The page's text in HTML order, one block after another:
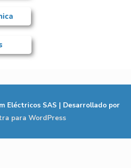
Eléctricos SAS | Desarrollado por
para WordPress